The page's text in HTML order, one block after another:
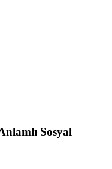
Sosyal